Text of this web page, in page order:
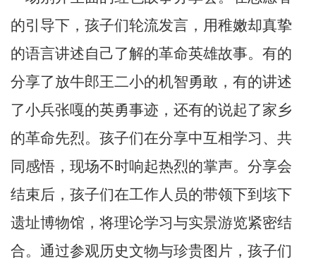
的引导下，孩子们轮流发言，用稚嫩却真挚
的语言讲述自己了解的革命英雄故事。有的
分享了放牛郎王二小的机智勇敢，有的讲述
了小兵张嘎的英勇事迹，还有的说起了家乡
的革命先烈。孩子们在分享中互相学习、共
同感悟，现场不时响起热烈的掌声。分享会
结束后，孩子们在工作人员的带领下到垓下
遗址博物馆，将理论学习与实景游览紧密结
合。通过参观历史文物与珍贵图片，孩子们